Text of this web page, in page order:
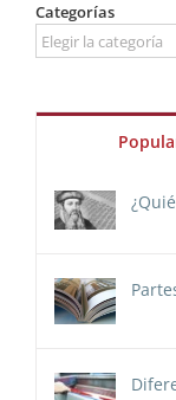
Categorías
Categorías